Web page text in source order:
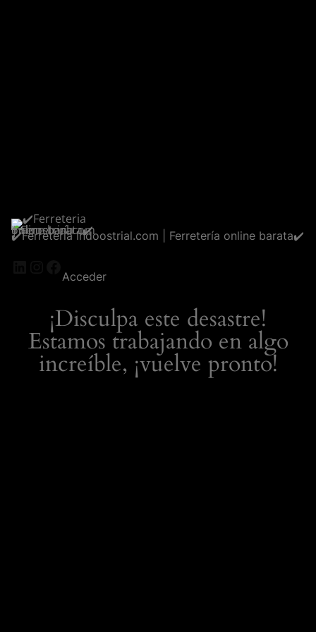
✔️Ferreteria Indoostrial.com | Ferretería online barata✔️
LinkedIn
Instagram
Facebook
Acceder
¡Disculpa este desastre!
Estamos trabajando en algo
increíble, ¡vuelve pronto!